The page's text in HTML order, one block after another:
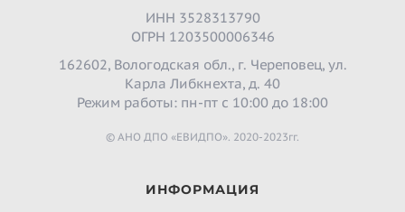
ИНН 3528313790
ОГРН 1203500006346
162602, Вологодская обл., г. Череповец, ул.
Карла Либкнехта, д. 40
Режим работы: пн-пт с 10:00 до 18:00
© АНО ДПО «ЕВИДПО». 2020-2023гг.
ИНФОРМАЦИЯ